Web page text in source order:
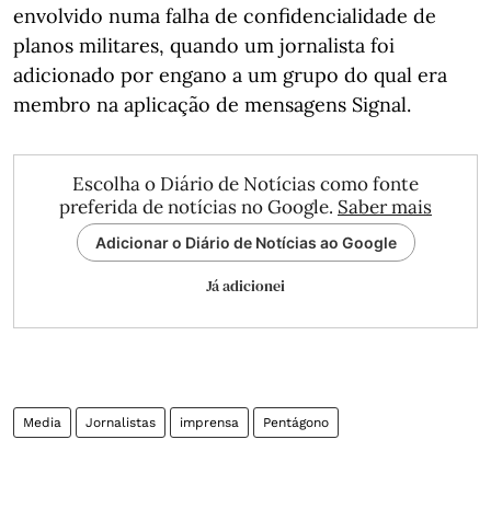
envolvido numa falha de confidencialidade de
planos militares, quando um jornalista foi
adicionado por engano a um grupo do qual era
membro na aplicação de mensagens Signal.
Escolha o Diário de Notícias como fonte
preferida de notícias no Google. Saber mais
Adicionar o Diário de Notícias ao Google
Já adicionei
Media Jornalistas imprensa Pentágono